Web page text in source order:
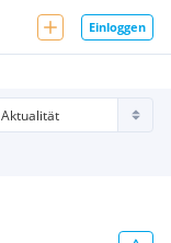
Einloggen